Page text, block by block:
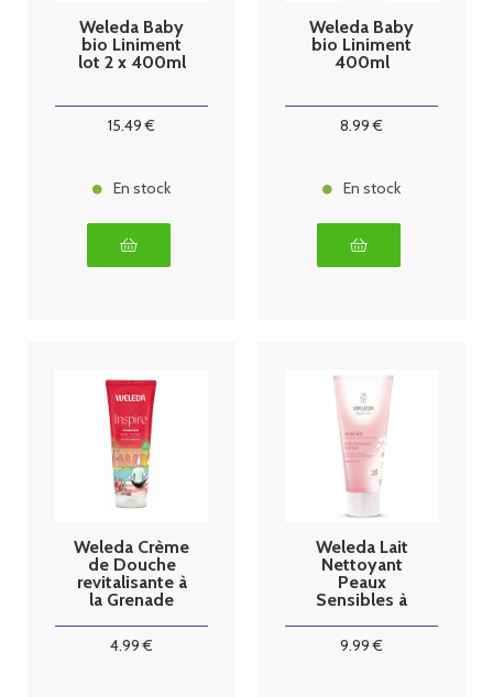
Weleda Baby
bio Liniment
lot 2 x 400ml
15.49 €
En stock
Weleda Baby
bio Liniment
400ml
8.99 €
En stock
Weleda Crème
de Douche
revitalisante à
la Grenade
4.99 €
Weleda Lait
Nettoyant
Peaux
Sensibles à
9.99 €